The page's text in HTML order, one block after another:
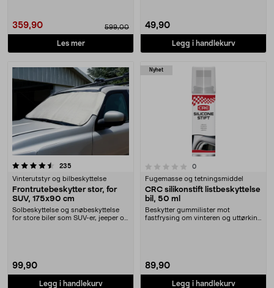
359,90 599,00
Les mer
49,90
Legg i handlekurv
235
Vinterutstyr og bilbeskyttelse
Frontrutebeskytter stor, for
SUV, 175x90 cm
Solbeskyttelse og snøbeskyttelse
for store biler som SUV-er, jeeper og
99,90
Legg i handlekurv
Nyhet
0.0 av 5 stjerner 0anmeldelser
Fugemasse og tetningsmiddel
CRC silikonstift listbeskyttelse
bil, 50 ml
Beskytter gummilister mot
fastfrysing om vinteren og uttørking
89,90
Legg i handlekurv